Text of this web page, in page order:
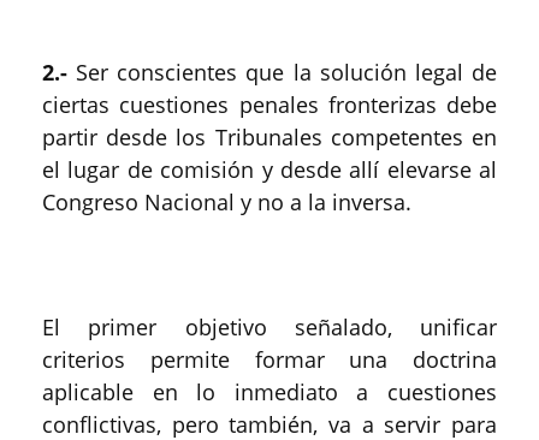
2.- Ser conscientes que la solución legal de
ciertas cuestiones penales fronterizas debe
partir desde los Tribunales competentes en
el lugar de comisión y desde allí elevarse al
Congreso Nacional y no a la inversa.
El primer objetivo señalado, unificar
criterios permite formar una doctrina
aplicable en lo inmediato a cuestiones
conflictivas, pero también, va a servir para